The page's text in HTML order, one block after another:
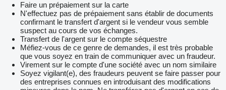
Faire un prépaiement sur la carte
N'effectuez pas de prépaiement sans établir de documents
confirmant le transfert d'argent si le vendeur vous semble
suspect au cours de vos échanges.
Transfert de l'argent sur le compte séquestre
Méfiez-vous de ce genre de demandes, il est très probable
que vous soyez en train de communiquer avec un fraudeur.
Virement sur le compte d'une société avec un nom similaire
Soyez vigilant(e), des fraudeurs peuvent se faire passer pour
des entreprises connues en introduisant des modifications